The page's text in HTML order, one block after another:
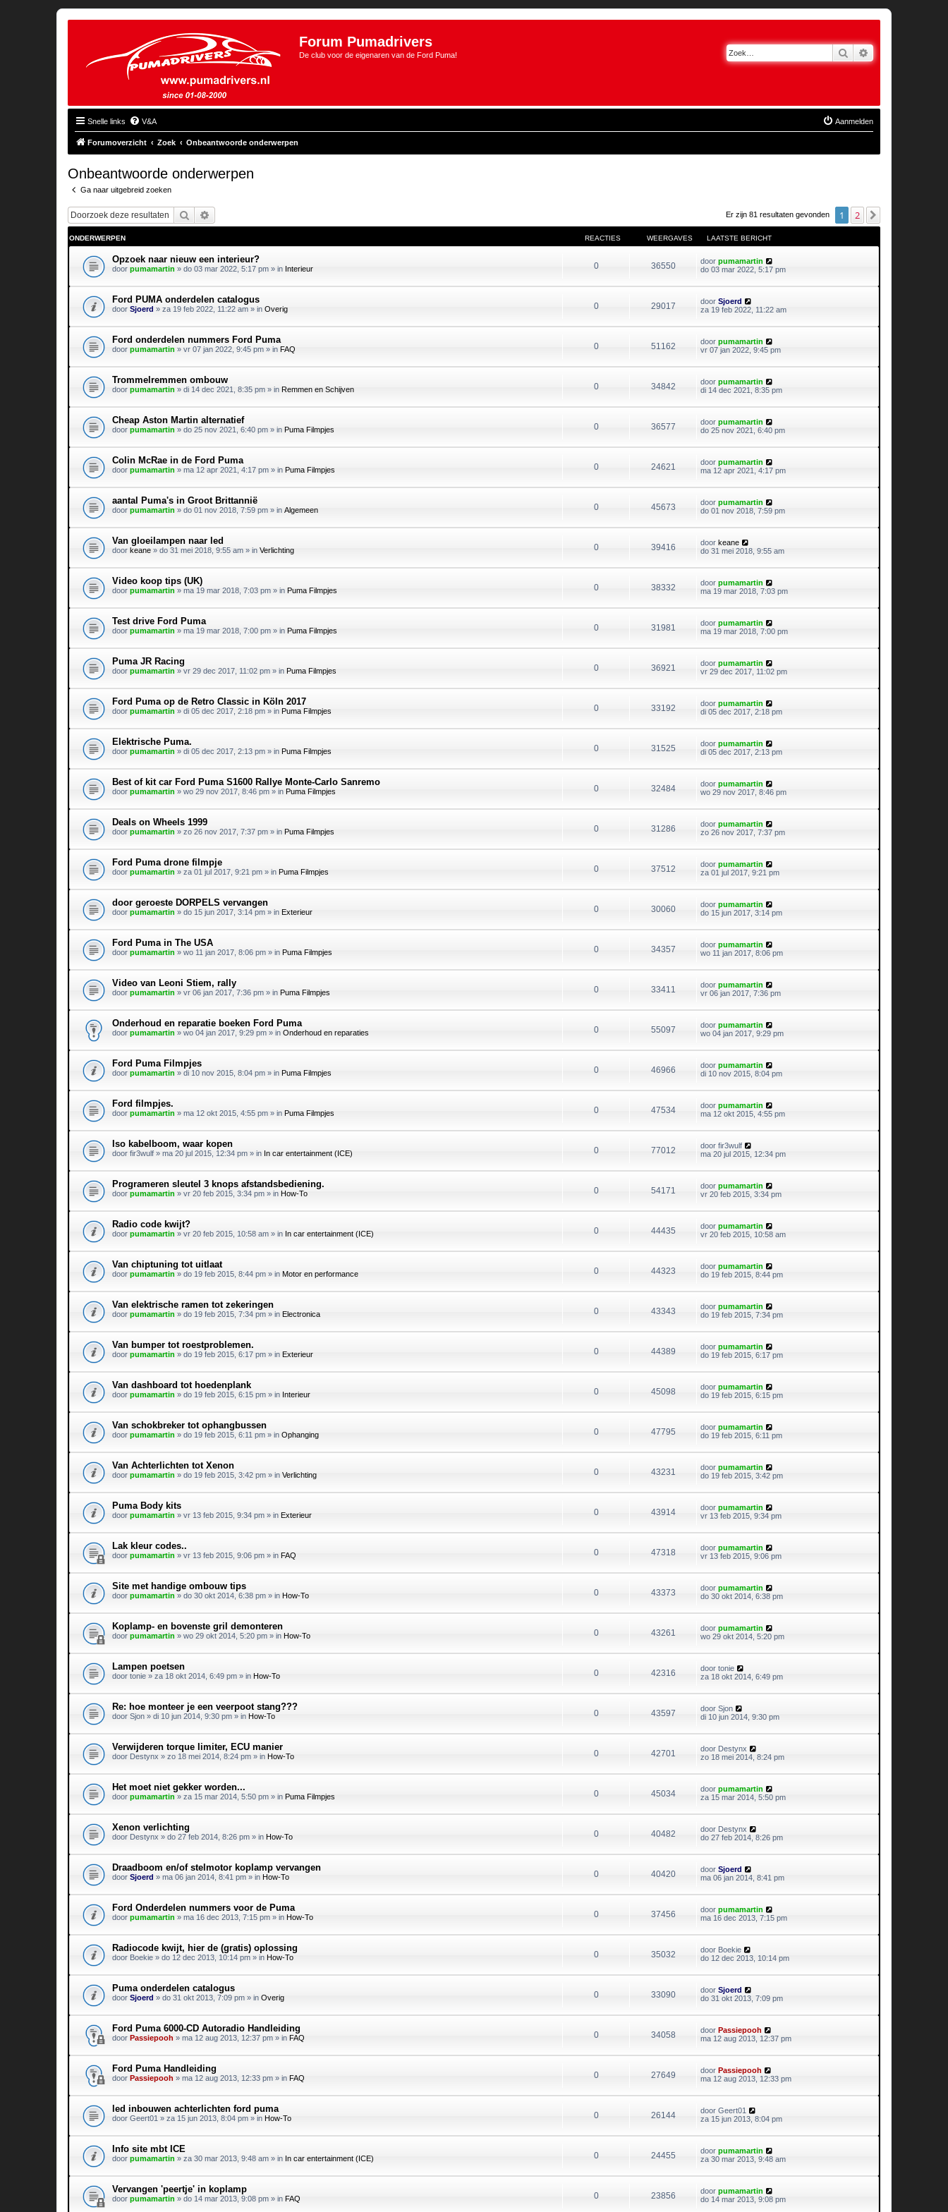
Forum Pumadrivers
De club voor de eigenaren van de Ford Puma! Zoek
Snelle links V&A Aanmelden
Forumoverzicht Zoek Onbeantwoorde onderwerpen
Onbeantwoorde onderwerpen
Ga naar uitgebreid zoeken
Zoek Er zijn 81 resultaten gevonden 1 2
ONDERWERPEN REACTIES WEERGAVES LAATSTE BERICHT
Opzoek naar nieuw een interieur?
door pumamartin » do 03 mar 2022, 5:17 pm » in Interieur 0 36550 door pumamartin
do 03 mar 2022, 5:17 pm
Ford PUMA onderdelen catalogus
door Sjoerd » za 19 feb 2022, 11:22 am » in Overig 0 29017 door Sjoerd
za 19 feb 2022, 11:22 am
Ford onderdelen nummers Ford Puma
door pumamartin » vr 07 jan 2022, 9:45 pm » in FAQ 0 51162 door pumamartin
vr 07 jan 2022, 9:45 pm
Trommelremmen ombouw
door pumamartin » di 14 dec 2021, 8:35 pm » in Remmen en Schijven 0 34842 door pumamartin
di 14 dec 2021, 8:35 pm
Cheap Aston Martin alternatief
door pumamartin » do 25 nov 2021, 6:40 pm » in Puma Filmpjes 0 36577 door pumamartin
do 25 nov 2021, 6:40 pm
Colin McRae in de Ford Puma
door pumamartin » ma 12 apr 2021, 4:17 pm » in Puma Filmpjes 0 24621 door pumamartin
ma 12 apr 2021, 4:17 pm
aantal Puma's in Groot Brittannië
door pumamartin » do 01 nov 2018, 7:59 pm » in Algemeen 0 45673 door pumamartin
do 01 nov 2018, 7:59 pm
Van gloeilampen naar led
door keane » do 31 mei 2018, 9:55 am » in Verlichting 0 39416 door keane
do 31 mei 2018, 9:55 am
Video koop tips (UK)
door pumamartin » ma 19 mar 2018, 7:03 pm » in Puma Filmpjes 0 38332 door pumamartin
ma 19 mar 2018, 7:03 pm
Test drive Ford Puma
door pumamartin » ma 19 mar 2018, 7:00 pm » in Puma Filmpjes 0 31981 door pumamartin
ma 19 mar 2018, 7:00 pm
Puma JR Racing
door pumamartin » vr 29 dec 2017, 11:02 pm » in Puma Filmpjes 0 36921 door pumamartin
vr 29 dec 2017, 11:02 pm
Ford Puma op de Retro Classic in Köln 2017
door pumamartin » di 05 dec 2017, 2:18 pm » in Puma Filmpjes 0 33192 door pumamartin
di 05 dec 2017, 2:18 pm
Elektrische Puma.
door pumamartin » di 05 dec 2017, 2:13 pm » in Puma Filmpjes 0 31525 door pumamartin
di 05 dec 2017, 2:13 pm
Best of kit car Ford Puma S1600 Rallye Monte-Carlo Sanremo
door pumamartin » wo 29 nov 2017, 8:46 pm » in Puma Filmpjes 0 32484 door pumamartin
wo 29 nov 2017, 8:46 pm
Deals on Wheels 1999
door pumamartin » zo 26 nov 2017, 7:37 pm » in Puma Filmpjes 0 31286 door pumamartin
zo 26 nov 2017, 7:37 pm
Ford Puma drone filmpje
door pumamartin » za 01 jul 2017, 9:21 pm » in Puma Filmpjes 0 37512 door pumamartin
za 01 jul 2017, 9:21 pm
door geroeste DORPELS vervangen
door pumamartin » do 15 jun 2017, 3:14 pm » in Exterieur 0 30060 door pumamartin
do 15 jun 2017, 3:14 pm
Ford Puma in The USA
door pumamartin » wo 11 jan 2017, 8:06 pm » in Puma Filmpjes 0 34357 door pumamartin
wo 11 jan 2017, 8:06 pm
Video van Leoni Stiem, rally
door pumamartin » vr 06 jan 2017, 7:36 pm » in Puma Filmpjes 0 33411 door pumamartin
vr 06 jan 2017, 7:36 pm
Onderhoud en reparatie boeken Ford Puma
door pumamartin » wo 04 jan 2017, 9:29 pm » in Onderhoud en reparaties 0 55097 door pumamartin
wo 04 jan 2017, 9:29 pm
Ford Puma Filmpjes
door pumamartin » di 10 nov 2015, 8:04 pm » in Puma Filmpjes 0 46966 door pumamartin
di 10 nov 2015, 8:04 pm
Ford filmpjes.
door pumamartin » ma 12 okt 2015, 4:55 pm » in Puma Filmpjes 0 47534 door pumamartin
ma 12 okt 2015, 4:55 pm
Iso kabelboom, waar kopen
door fir3wulf » ma 20 jul 2015, 12:34 pm » in In car entertainment (ICE) 0 77012 door fir3wulf
ma 20 jul 2015, 12:34 pm
Programeren sleutel 3 knops afstandsbediening.
door pumamartin » vr 20 feb 2015, 3:34 pm » in How-To 0 54171 door pumamartin
vr 20 feb 2015, 3:34 pm
Radio code kwijt?
door pumamartin » vr 20 feb 2015, 10:58 am » in In car entertainment (ICE) 0 44435 door pumamartin
vr 20 feb 2015, 10:58 am
Van chiptuning tot uitlaat
door pumamartin » do 19 feb 2015, 8:44 pm » in Motor en performance 0 44323 door pumamartin
do 19 feb 2015, 8:44 pm
Van elektrische ramen tot zekeringen
door pumamartin » do 19 feb 2015, 7:34 pm » in Electronica 0 43343 door pumamartin
do 19 feb 2015, 7:34 pm
Van bumper tot roestproblemen.
door pumamartin » do 19 feb 2015, 6:17 pm » in Exterieur 0 44389 door pumamartin
do 19 feb 2015, 6:17 pm
Van dashboard tot hoedenplank
door pumamartin » do 19 feb 2015, 6:15 pm » in Interieur 0 45098 door pumamartin
do 19 feb 2015, 6:15 pm
Van schokbreker tot ophangbussen
door pumamartin » do 19 feb 2015, 6:11 pm » in Ophanging 0 47795 door pumamartin
do 19 feb 2015, 6:11 pm
Van Achterlichten tot Xenon
door pumamartin » do 19 feb 2015, 3:42 pm » in Verlichting 0 43231 door pumamartin
do 19 feb 2015, 3:42 pm
Puma Body kits
door pumamartin » vr 13 feb 2015, 9:34 pm » in Exterieur 0 43914 door pumamartin
vr 13 feb 2015, 9:34 pm
Lak kleur codes..
door pumamartin » vr 13 feb 2015, 9:06 pm » in FAQ 0 47318 door pumamartin
vr 13 feb 2015, 9:06 pm
Site met handige ombouw tips
door pumamartin » do 30 okt 2014, 6:38 pm » in How-To 0 43373 door pumamartin
do 30 okt 2014, 6:38 pm
Koplamp- en bovenste gril demonteren
door pumamartin » wo 29 okt 2014, 5:20 pm » in How-To 0 43261 door pumamartin
wo 29 okt 2014, 5:20 pm
Lampen poetsen
door tonie » za 18 okt 2014, 6:49 pm » in How-To 0 42316 door tonie
za 18 okt 2014, 6:49 pm
Re: hoe monteer je een veerpoot stang???
door Sjon » di 10 jun 2014, 9:30 pm » in How-To 0 43597 door Sjon
di 10 jun 2014, 9:30 pm
Verwijderen torque limiter, ECU manier
door Destynx » zo 18 mei 2014, 8:24 pm » in How-To 0 42701 door Destynx
zo 18 mei 2014, 8:24 pm
Het moet niet gekker worden...
door pumamartin » za 15 mar 2014, 5:50 pm » in Puma Filmpjes 0 45034 door pumamartin
za 15 mar 2014, 5:50 pm
Xenon verlichting
door Destynx » do 27 feb 2014, 8:26 pm » in How-To 0 40482 door Destynx
do 27 feb 2014, 8:26 pm
Draadboom en/of stelmotor koplamp vervangen
door Sjoerd » ma 06 jan 2014, 8:41 pm » in How-To 0 40420 door Sjoerd
ma 06 jan 2014, 8:41 pm
Ford Onderdelen nummers voor de Puma
door pumamartin » ma 16 dec 2013, 7:15 pm » in How-To 0 37456 door pumamartin
ma 16 dec 2013, 7:15 pm
Radiocode kwijt, hier de (gratis) oplossing
door Boekie » do 12 dec 2013, 10:14 pm » in How-To 0 35032 door Boekie
do 12 dec 2013, 10:14 pm
Puma onderdelen catalogus
door Sjoerd » do 31 okt 2013, 7:09 pm » in Overig 0 33090 door Sjoerd
do 31 okt 2013, 7:09 pm
Ford Puma 6000-CD Autoradio Handleiding
door Passiepooh » ma 12 aug 2013, 12:37 pm » in FAQ 0 34058 door Passiepooh
ma 12 aug 2013, 12:37 pm
Ford Puma Handleiding
door Passiepooh » ma 12 aug 2013, 12:33 pm » in FAQ 0 27649 door Passiepooh
ma 12 aug 2013, 12:33 pm
led inbouwen achterlichten ford puma
door Geert01 » za 15 jun 2013, 8:04 pm » in How-To 0 26144 door Geert01
za 15 jun 2013, 8:04 pm
Info site mbt ICE
door pumamartin » za 30 mar 2013, 9:48 am » in In car entertainment (ICE) 0 24455 door pumamartin
za 30 mar 2013, 9:48 am
Vervangen 'peertje' in koplamp
door pumamartin » do 14 mar 2013, 9:08 pm » in FAQ 0 23856 door pumamartin
do 14 mar 2013, 9:08 pm